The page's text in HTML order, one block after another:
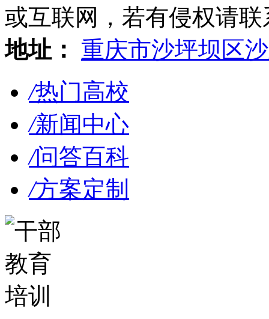
或互联网，若有侵权请联
地址：
重庆市沙坪坝区
/热门高校
/新闻中心
/问答百科
/方案定制